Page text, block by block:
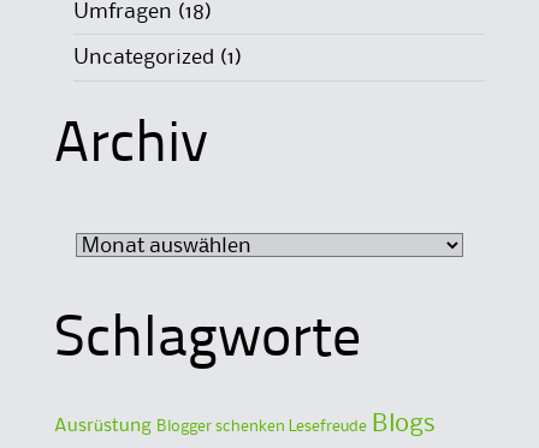
Umfragen (18)
Uncategorized (1)
Archiv
Schlagworte
Ausrüstung Blogger schenken Lesefreude Blogs